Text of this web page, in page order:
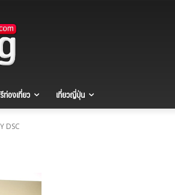
ท่องเที่ยว เที่ยวญี่ปุ่น
DSC